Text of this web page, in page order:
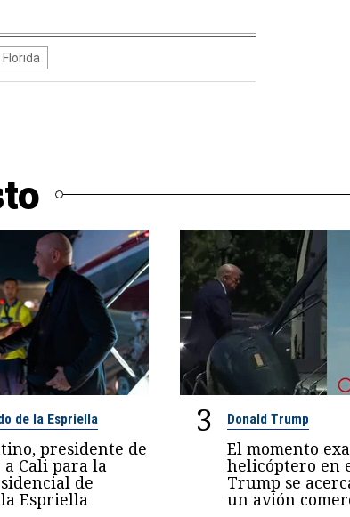
Florida
de la Espriella
presidente de
a Cali para la
de
Espriella
3 Donald Trump
El momento
helicóptero en
Trump se
un avión